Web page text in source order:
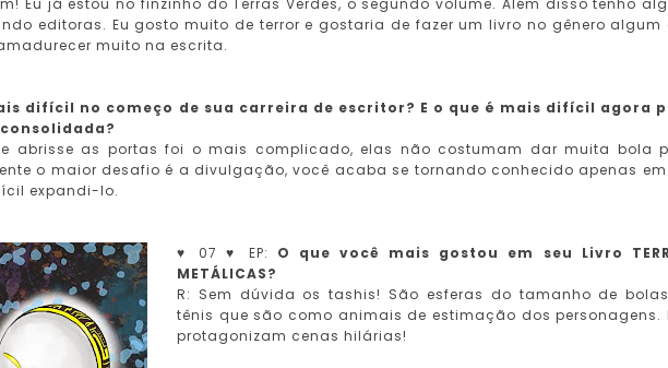
editoras. Eu gosto muito de terror e gostaria de fazer um livro no gênero algum
muito na escrita.
difícil no começo de sua carreira de escritor? E o que é mais difícil agora
abrisse as portas foi o mais complicado, elas não costumam dar muita bola
o maior desafio é a divulgação, você acaba se tornando conhecido apenas em
expandi-lo.
♥ 07 ♥ EP: O que você mais gostou em seu Livro
METÁLICAS?
R: Sem dúvida os tashis! São esferas do tamanho de
tênis que são como animais de estimação dos personagens.
protagonizam cenas hilárias!